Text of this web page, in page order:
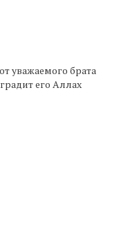
уважаемого брата
его Аллах